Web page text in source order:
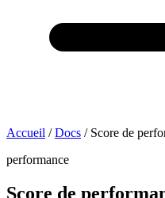
Accueil / Docs / Score de
performance
Score de